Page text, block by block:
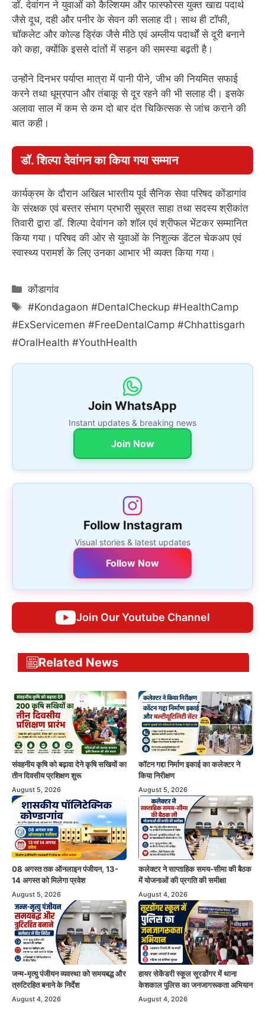
डॉ. देवांगन ने युवाओं को कैल्शियम और फास्फोरस युक्त खाद्य पदार्थ
जैसे दूध, दही और पनीर के सेवन की सलाह दी। साथ ही टॉफी,
चॉकलेट और कोल्ड ड्रिंक जैसे मीठे एवं अम्लीय पदार्थों से दूरी बनाने
को कहा, क्योंकि इससे दांतों में सड़न की समस्या बढ़ती है।
उन्होंने दिनभर पर्याप्त मात्रा में पानी पीने, जीभ की नियमित सफाई
करने तथा धूम्रपान और तंबाकू से दूर रहने की भी सलाह दी। इसके
अलावा साल में कम से कम दो बार दंत चिकित्सक से जांच कराने की
बात कही।
डॉ. शिल्पा देवांगन का किया गया सम्मान
कार्यक्रम के दौरान अखिल भारतीय पूर्व सैनिक सेवा परिषद कोंडागांव
के संरक्षक एवं बस्तर संभाग प्रभारी सुब्रत साहा तथा सदस्य श्रीकांत
तिवारी द्वारा डॉ. शिल्पा देवांगन को शॉल एवं श्रीफल भेंटकर सम्मानित
किया गया। परिषद की ओर से युवाओं के निशुल्क डेंटल चेकअप एवं
स्वास्थ्य परामर्श के लिए उनका आभार भी व्यक्त किया गया।
Categories
कोंडागांव
Tags
#Kondagaon #DentalCheckup #HealthCamp
#ExServicemen #FreeDentalCamp #Chhattisgarh
#OralHealth #YouthHealth
Join WhatsApp
Instant updates & breaking news
Join Now
Follow Instagram
Visual stories & latest updates
Follow Now
Join Our Youtube Channel
Related News
संवहनीय कृषि को बढ़ावा देने कृषि सखियों का
तीन दिवसीय प्रशिक्षण शुरू
August 5, 2026
कॉटन गद्दा निर्माण इकाई का कलेक्टर ने
किया निरीक्षण
August 5, 2026
08 अगस्त तक ऑनलाइन पंजीयन, 13-
14 अगस्त को मिलेगा प्रवेश
August 5, 2026
कलेक्टर ने साप्ताहिक समय-सीमा की बैठक
में योजनाओं की प्रगति की समीक्षा
August 4, 2026
जन्म-मृत्यु पंजीयन व्यवस्था को समयबद्ध और
त्रुटिरहित बनाने के निर्देश
August 4, 2026
हायर सेकेंडरी स्कूल सूरडोंगर में थाना
केशकाल पुलिस का जनजागरूकता अभियान
August 4, 2026